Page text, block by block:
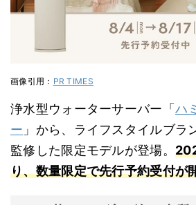
画像引用： PR TIMES
浄水型ウォーターサーバー「 ハ
ー 」から、ライフスタイルブラ
監修した限定モデルが登場。
り、数量限定で先行予約受付が